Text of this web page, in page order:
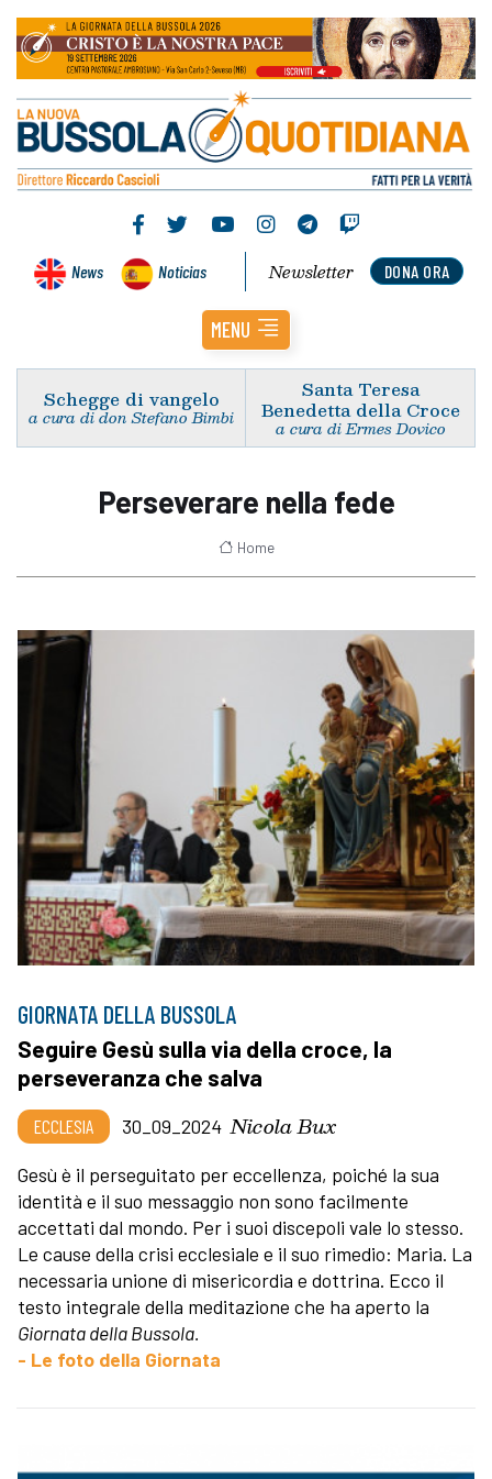
News Noticias DONA ORA
Newsletter
MENU
Schegge di vangelo
a cura di don Stefano Bimbi
Santa Teresa
Benedetta della Croce
a cura di Ermes Dovico
Perseverare nella fede
Home
GIORNATA DELLA BUSSOLA
Seguire Gesù sulla via della croce, la
perseveranza che salva
ECCLESIA 30_09_2024 Nicola Bux
Gesù è il perseguitato per eccellenza, poiché la sua
identità e il suo messaggio non sono facilmente
accettati dal mondo. Per i suoi discepoli vale lo stesso.
Le cause della crisi ecclesiale e il suo rimedio: Maria. La
necessaria unione di misericordia e dottrina. Ecco il
testo integrale della meditazione che ha aperto la
Giornata della Bussola.
- Le foto della Giornata